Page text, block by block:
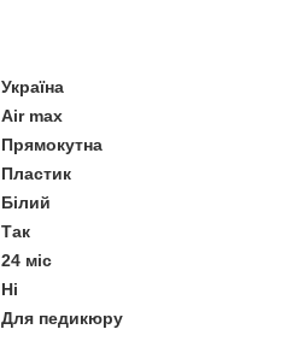
Україна
Air max
Прямокутна
Пластик
Білий
Так
24 міс
Ні
Для педикюру